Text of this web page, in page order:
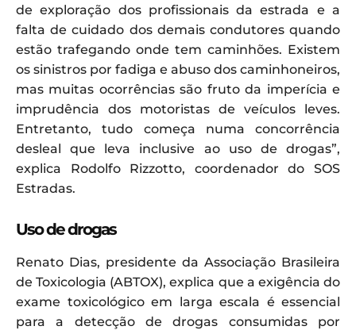
de exploração dos profissionais da estrada e a
falta de cuidado dos demais condutores quando
estão trafegando onde tem caminhões. Existem
os sinistros por fadiga e abuso dos caminhoneiros,
mas muitas ocorrências são fruto da imperícia e
imprudência dos motoristas de veículos leves.
Entretanto, tudo começa numa concorrência
desleal que leva inclusive ao uso de drogas”,
explica Rodolfo Rizzotto, coordenador do SOS
Estradas.
Uso de drogas
Renato Dias, presidente da Associação Brasileira
de Toxicologia (ABTOX), explica que a exigência do
exame toxicológico em larga escala é essencial
para a detecção de drogas consumidas por